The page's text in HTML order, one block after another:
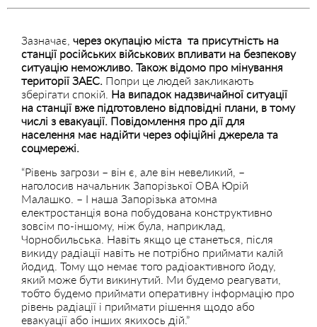
Зазначає, через окупацію міста та присутність на
станції російських військових впливати на безпекову
ситуацію неможливо. Також відомо про мінування
території ЗАЕС. Попри це людей закликають
зберігати спокій. На випадок надзвичайної ситуації
на станції вже підготовлено відповідні плани, в тому
числі з евакуації. Повідомлення про дії для
населення має надійти через офіційні джерела та
соцмережі.
“Рівень загрози – він є, але він невеликий, –
наголосив начальник Запорізької ОВА Юрій
Малашко. – І наша Запорізька атомна
електростанція вона побудована конструктивно
зовсім по-іншому, ніж була, наприклад,
Чорнобильська. Навіть якщо це станеться, після
викиду радіації навіть не потрібно приймати калій
йодид. Тому що немає того радіоактивного йоду,
який може бути викинутий. Ми будемо реагувати,
тобто будемо приймати оперативну інформацію про
рівень радіації і приймати рішення щодо або
евакуації або інших якихось дій.”